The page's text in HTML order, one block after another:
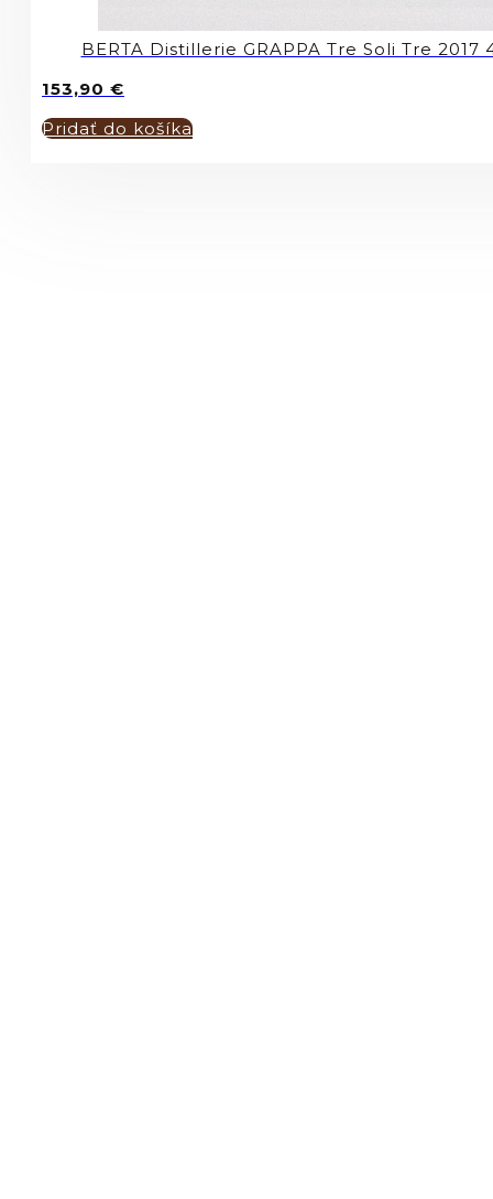
BERTA Distillerie GRAPPA Tre Soli Tre 2017
153,90 €
Pridať do košíka